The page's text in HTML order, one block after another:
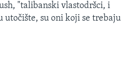
"talibanski vlastodršci, i
su oni koji se trebaju